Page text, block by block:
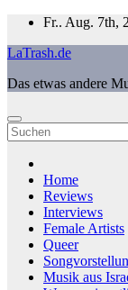
Zum
springen
Fr.. Aug. 7th,
LaTrash.de
Das etwas andere
Home
Reviews
Interviews
Female Artists
Queer
Musik aus